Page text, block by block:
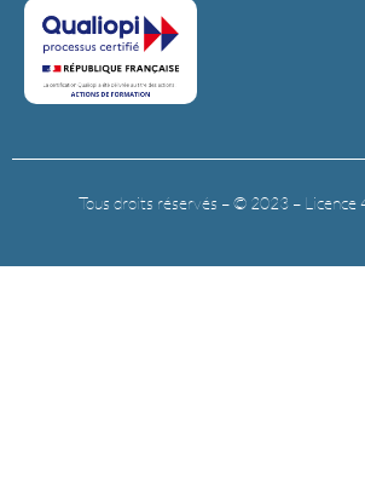
Tous droits réservés – © 2023 – Licence